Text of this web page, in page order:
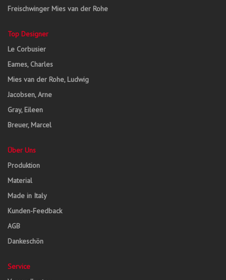
Freischwinger Mies van der Rohe
Top Designer
Le Corbusier
Eames, Charles
Mies van der Rohe, Ludwig
Jacobsen, Arne
Gray, Eileen
Breuer, Marcel
Über Uns
Produktion
Material
Made in Italy
Kunden-Feedback
AGB
Dankeschön
Service